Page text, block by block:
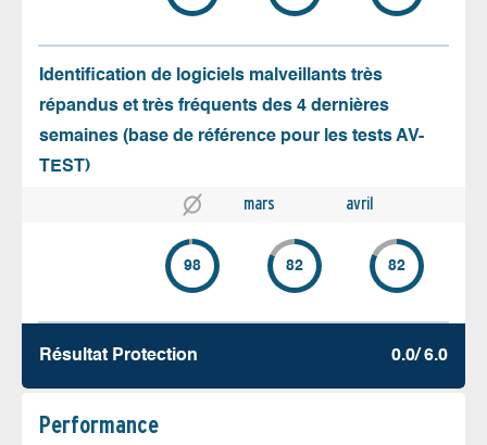
Identification de logiciels malveillants très
répandus et très fréquents des 4 dernières
semaines (base de référence pour les tests AV-
TEST)
mars avril
98 82 82
Résultat Protection 0.0/ 6.0
Performance